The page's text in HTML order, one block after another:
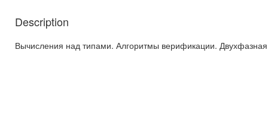
Description
Вычисления над типами. Алгоритмы верификации.